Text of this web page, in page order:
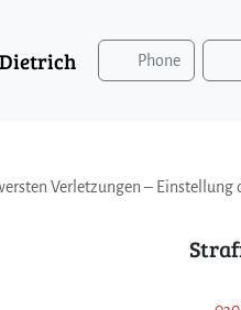
Phone
Verletzungen – Einstellung